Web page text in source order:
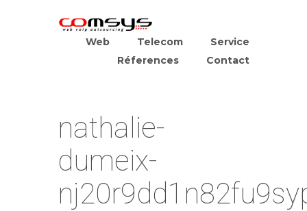
Web Telecom
Service
Réferences
Contact
nathalie-
dumeix-